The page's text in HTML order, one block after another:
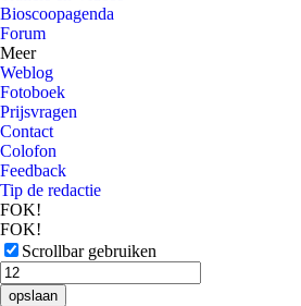
Bioscoopagenda
Forum
Meer
Weblog
Fotoboek
Prijsvragen
Contact
Colofon
Feedback
Tip de redactie
FOK!
FOK!
Scrollbar gebruiken
opslaan